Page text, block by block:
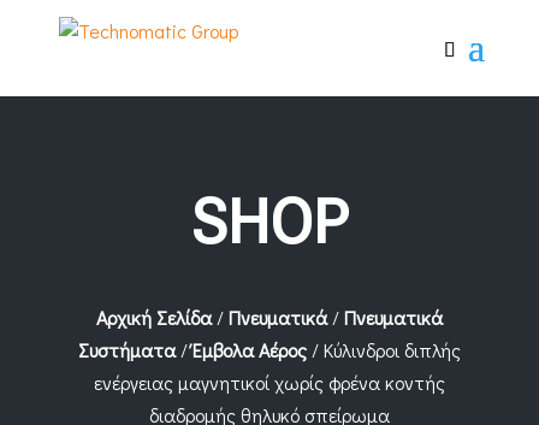
SHOP
Αρχική Σελίδα/Πνευματικά/Πνευματικά
Συστήματα/Έμβολα Αέρος/ Κύλινδροι διπλής
ενέργειας μαγνητικοί χωρίς φρένα κοντής
διαδρομής θηλυκό σπείρωμα